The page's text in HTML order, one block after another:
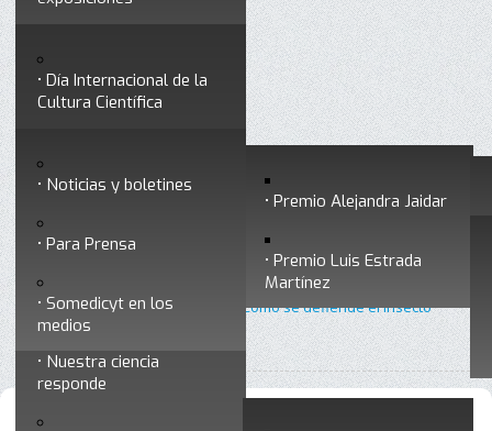
Socios vigentes
profesionales
Premios a divulgadores Premio Alejandra Jaidar
Premio Luis Estrada
Martínez
formar divulgadores
Día Internacional de la
Cultura Científica
Ciencia y Tecnología
Nuestra ciencia
responde
Noticias y boletines
Para Prensa
Somedicyt en los
medios
Contacto
Radio Somedicyt •
Un paseo por la ciencia
Un paseo por la ciencia 26 - ¿Cómo se defiende el insecto
Manduca Sexta de la toxina Cry?